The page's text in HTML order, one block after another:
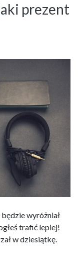
prezent
wyróżniał
trafić lepiej!
w dziesiątkę.